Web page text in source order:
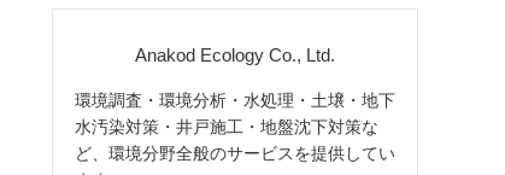
Anakod Ecology Co., Ltd.
環境調査・環境分析・水処理・土壌・地下
水汚染対策・井戸施工・地盤沈下対策な
ど、環境分野全般のサービスを提供してい